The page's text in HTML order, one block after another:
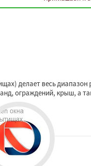
делает весь
ограждений, крыш, а